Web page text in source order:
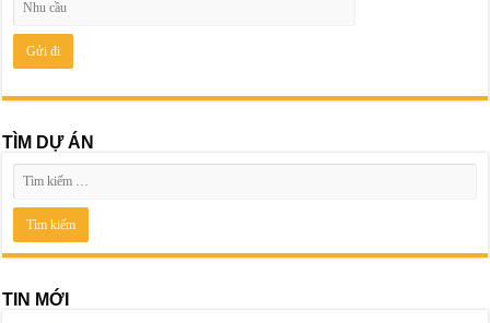
TÌM DỰ ÁN
TIN MỚI